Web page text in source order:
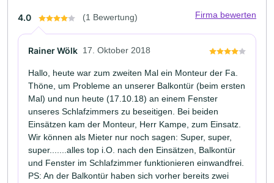
4.0 (1 Bewertung) Firma bewerten
Rainer Wölk 17. Oktober 2018
Hallo, heute war zum zweiten Mal ein Monteur der Fa.
Thöne, um Probleme an unserer Balkontür (beim ersten
Mal) und nun heute (17.10.18) an einem Fenster
unseres Schlafzimmers zu beseitigen. Bei beiden
Einsätzen kam der Monteur, Herr Kampe, zum Einsatz.
Wir können als Mieter nur noch sagen: Super, super,
super.......alles top i.O. nach den Einsätzen, Balkontür
und Fenster im Schlafzimmer funktionieren einwandfrei.
PS: An der Balkontür haben sich vorher bereits zwei